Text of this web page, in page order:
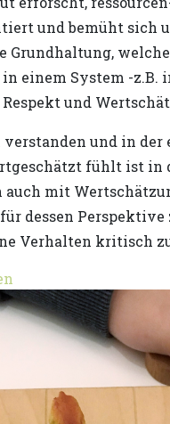
und bemüht sich
Grundhaltung,
einem System -z.B.
und
und in der
fühlt ist in
auch mit
dessen Perspektive
Verhalten kritisch